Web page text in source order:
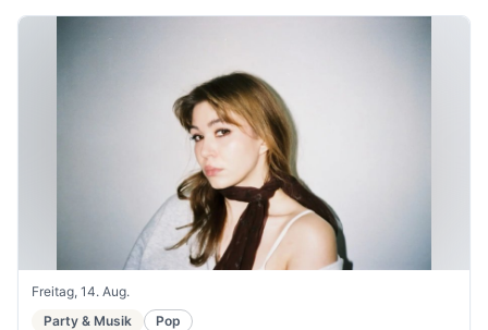
Freitag, 14. Aug.
Party & Musik
Pop